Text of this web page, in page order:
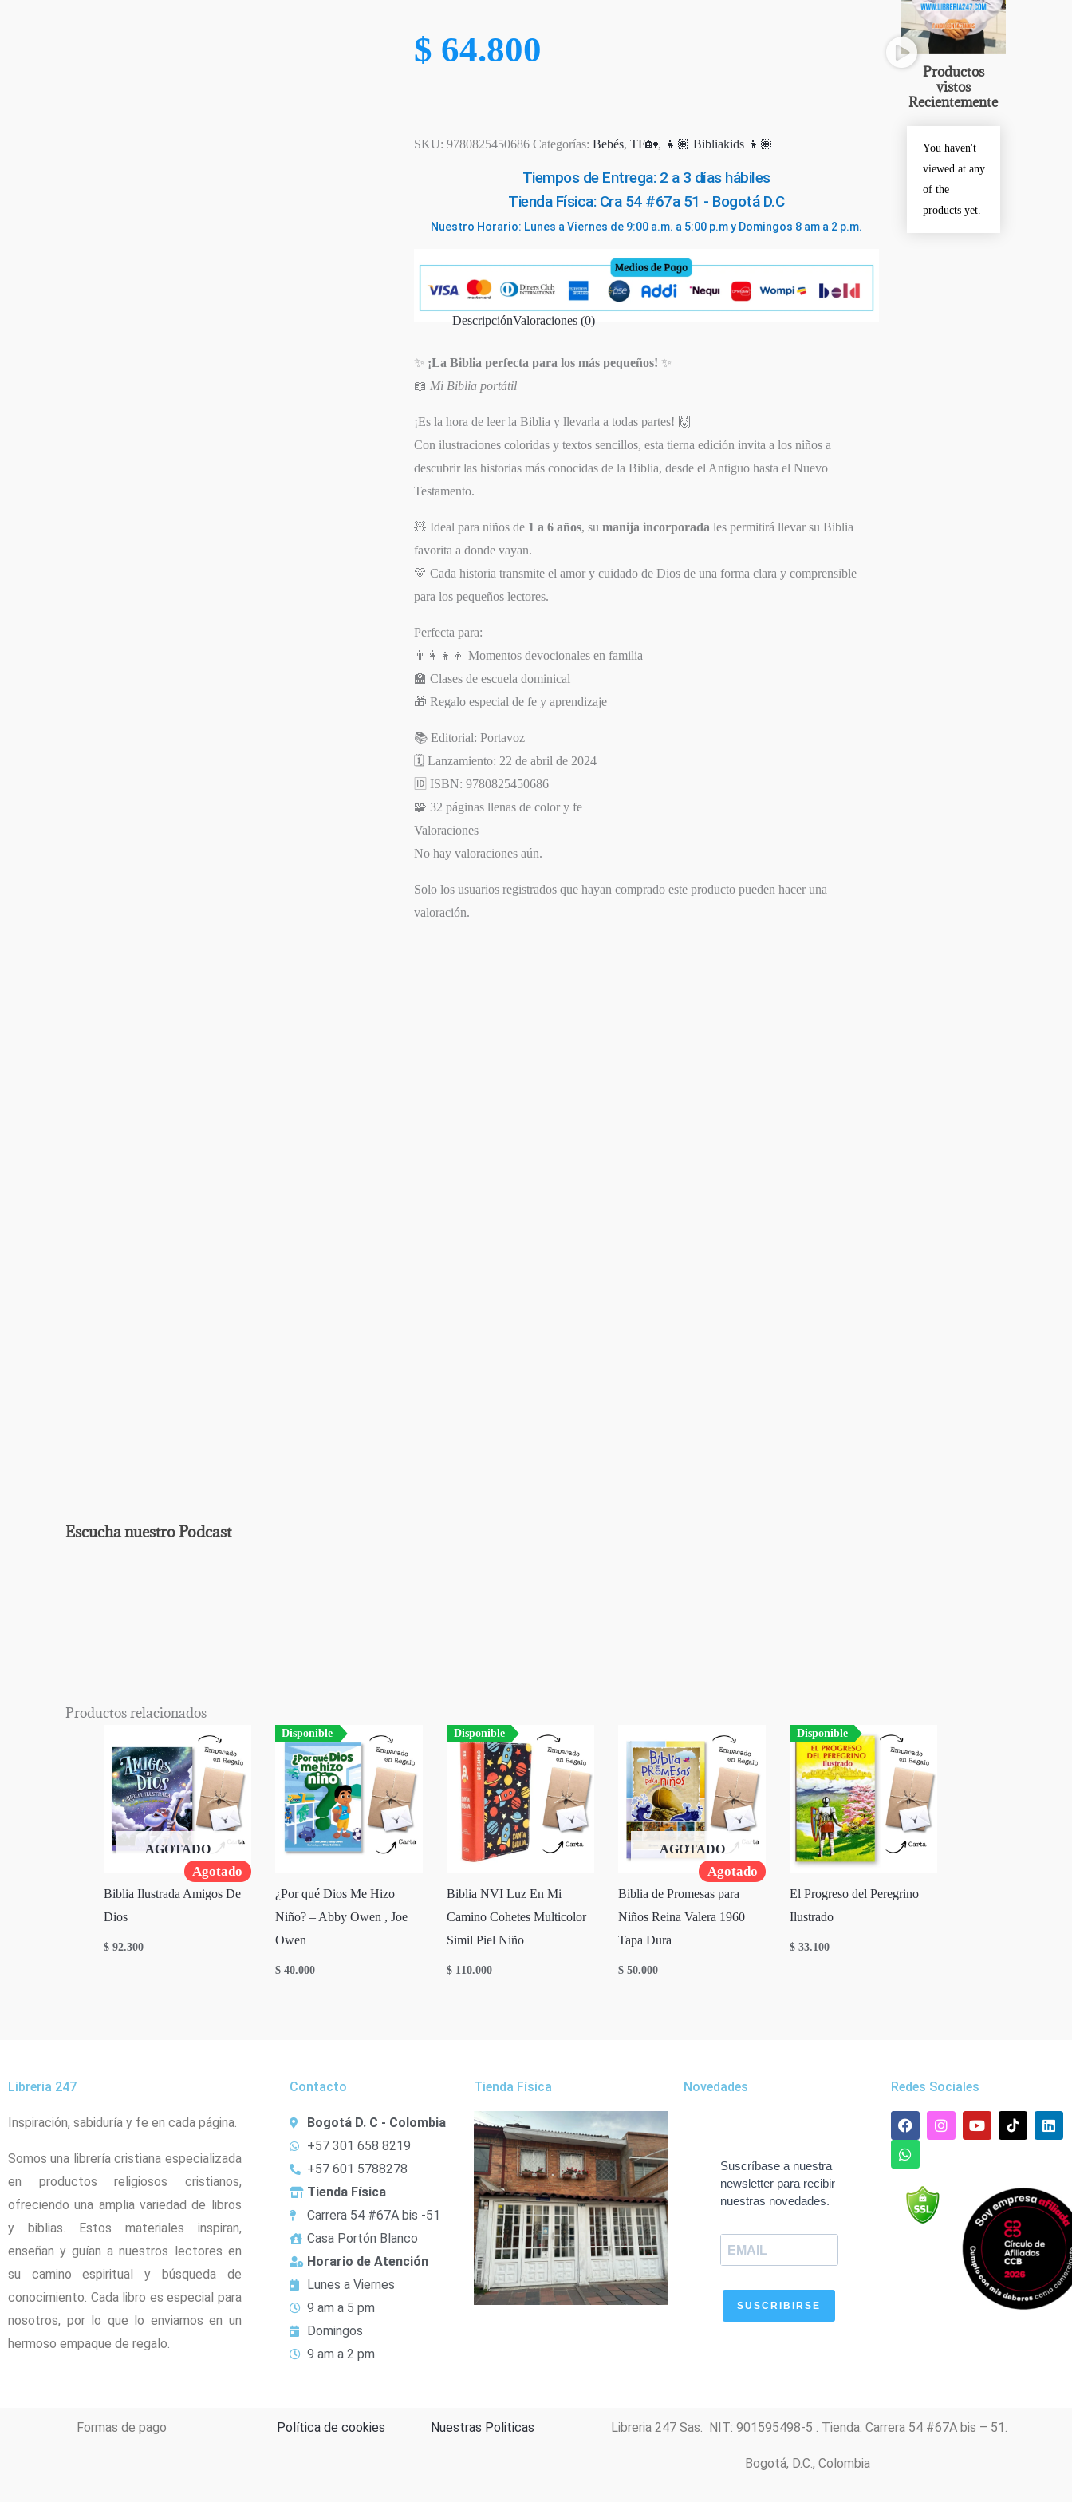
Escucha nuestro Podcast
Pódcast
$ 64.800
SKU:9780825450686 Categorías:Bebés,TF🏡, 👧🏽 Bibliakids 👦🏽
Tiempos de Entrega: 2 a 3 días hábiles
Tienda Física: Cra 54 #67a 51 - Bogotá D.C
Nuestro Horario: Lunes a Viernes de 9:00 a.m. a 5:00 p.m y Domingos 8 am a 2 p.m.
DescripciónValoraciones (0)
✨ ¡La Biblia perfecta para los más pequeños! ✨
📖 Mi Biblia portátil
¡Es la hora de leer la Biblia y llevarla a todas partes! 🙌
Con ilustraciones coloridas y textos sencillos, esta tierna edición invita a los niños a
descubrir las historias más conocidas de la Biblia, desde el Antiguo hasta el Nuevo
Testamento.
🧸 Ideal para niños de 1 a 6 años, sumanija incorporada les permitirá llevar su Biblia
favorita a donde vayan.
💛 Cada historia transmite el amor y cuidado de Dios de una forma clara y comprensible
para los pequeños lectores.
Perfecta para:
👨‍👩‍👧‍👦 Momentos devocionales en familia
🏫 Clases de escuela dominical
🎁 Regalo especial de fe y aprendizaje
📚 Editorial: Portavoz
🗓️ Lanzamiento: 22 de abril de 2024
🆔 ISBN: 9780825450686
🧩 32 páginas llenas de color y fe
Valoraciones
No hay valoraciones aún.
Solo los usuarios registrados que hayan comprado este producto pueden hacer una
valoración.
Productos
vistos
Recientemente
You haven't
viewed at any
of the
products yet.
Productos relacionados
Agotado
AGOTADO
Biblia Ilustrada Amigos De
Dios
$ 92.300
Disponible
¿Por qué Dios Me Hizo
Niño? – Abby Owen , Joe
Owen
$ 40.000
Disponible
Biblia NVI Luz En Mi
Camino Cohetes Multicolor
Simil Piel Niño
$ 110.000
Agotado
AGOTADO
Biblia de Promesas para
Niños Reina Valera 1960
Tapa Dura
$ 50.000
Disponible
El Progreso del Peregrino
Ilustrado
$ 33.100
Libreria 247
Inspiración, sabiduría y fe en cada página.
Somos una librería cristiana especializada
en productos religiosos cristianos,
ofreciendo una amplia variedad de libros
y biblias. Estos materiales inspiran,
enseñan y guían a nuestros lectores en
su camino espiritual y búsqueda de
conocimiento. Cada libro es especial para
nosotros, por lo que lo enviamos en un
hermoso empaque de regalo.
Contacto
Bogotá D. C - Colombia
+57 301 658 8219
+57 601 5788278
Tienda Física
Carrera 54 #67A bis -51
Casa Portón Blanco
Horario de Atención
Lunes a Viernes
9 am a 5 pm
Domingos
9 am a 2 pm
Tienda Física Novedades
Suscríbase a nuestra
newsletter para recibir
nuestras novedades.
SUSCRIBIRSE
Redes Sociales
F
a
c
e
o
o
k
I
n
Y
o
e
L
i
d
i
n
W
h
a
t
a
p
p
Formas de pago Política de cookies Nuestras Politicas Libreria 247 Sas. NIT: 901595498-5 . Tienda: Carrera 54 #67A bis – 51.
Bogotá, D.C., Colombia